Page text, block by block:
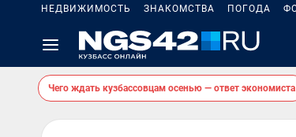
НЕДВИЖИМОСТЬ ЗНАКОМСТВА ПОГОДА
Чего ждать кузбассовцам осенью — ответ экономиста